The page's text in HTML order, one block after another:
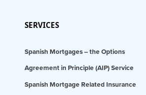
SERVICES
Spanish Mortgages – the Options
Agreement in Principle (AIP) Service
Spanish Mortgage Related Insurance